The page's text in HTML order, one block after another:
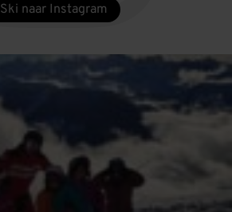
Ski naar Instagram